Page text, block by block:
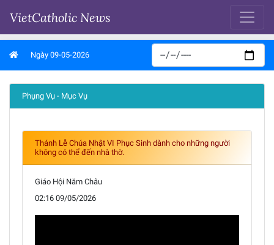
VietCatholic News
Ngày 09-05-2026
Phụng Vụ - Mục Vụ
Thánh Lễ Chúa Nhật VI Phục Sinh dành cho những người
không có thể đến nhà thờ.
Giáo Hội Năm Châu
02:16 09/05/2026